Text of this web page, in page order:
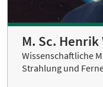
M. Sc. Henrik
Wissenschaftliche
Strahlung und